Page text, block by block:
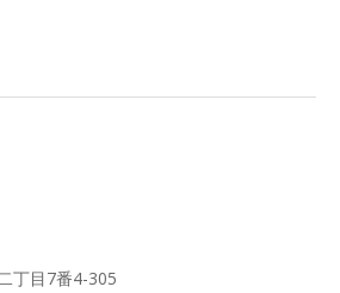
三者に提供しません。
停止または消去、第三者への提供の停
ます。
確認させていただいたうえで、合理的
す。
丁目7番4-305